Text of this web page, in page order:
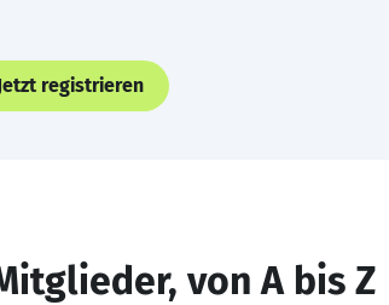
registrieren
von A bis Z